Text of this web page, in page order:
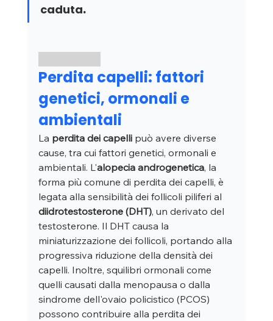
caduta.
Perdita capelli: fattori
genetici, ormonali e
ambientali
La perdita dei capelli può avere diverse
cause, tra cui fattori genetici, ormonali e
ambientali. L'alopecia androgenetica, la
forma più comune di perdita dei capelli, è
legata alla sensibilità dei follicoli piliferi al
diidrotestosterone (DHT), un derivato del
testosterone. Il DHT causa la
miniaturizzazione dei follicoli, portando alla
progressiva riduzione della densità dei
capelli. Inoltre, squilibri ormonali come
quelli causati dalla menopausa o dalla
sindrome dell'ovaio policistico (PCOS)
possono contribuire alla perdita dei